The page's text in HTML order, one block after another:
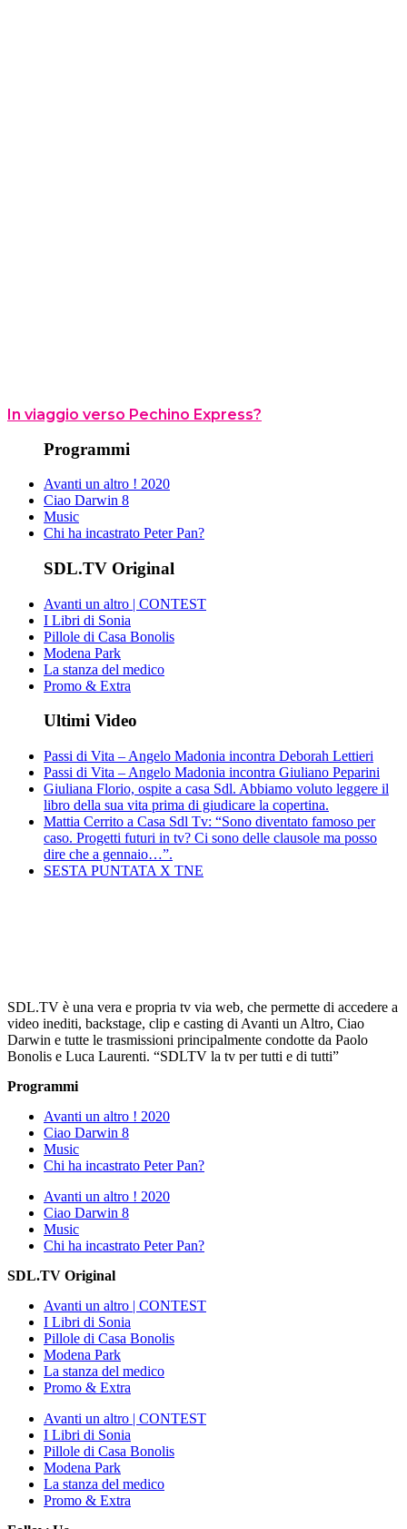
In viaggio verso Pechino Express?
Programmi
Avanti un altro ! 2020
Ciao Darwin 8
Music
Chi ha incastrato Peter Pan?
SDL.TV Original
Avanti un altro | CONTEST
I Libri di Sonia
Pillole di Casa Bonolis
Modena Park
La stanza del medico
Promo & Extra
Ultimi Video
Passi di Vita – Angelo Madonia incontra Deborah Lettieri
Passi di Vita – Angelo Madonia incontra Giuliano Peparini
Giuliana Florio, ospite a casa Sdl. Abbiamo voluto leggere il
libro della sua vita prima di giudicare la copertina.
Mattia Cerrito a Casa Sdl Tv: “Sono diventato famoso per
caso. Progetti futuri in tv? Ci sono delle clausole ma posso
dire che a gennaio…”.
SESTA PUNTATA X TNE
SDL.TV è una vera e propria tv via web, che permette di accedere a
video inediti, backstage, clip e casting di Avanti un Altro, Ciao
Darwin e tutte le trasmissioni principalmente condotte da Paolo
Bonolis e Luca Laurenti. “SDLTV la tv per tutti e di tutti”
Programmi
Avanti un altro ! 2020
Ciao Darwin 8
Music
Chi ha incastrato Peter Pan?
Avanti un altro ! 2020
Ciao Darwin 8
Music
Chi ha incastrato Peter Pan?
SDL.TV Original
Avanti un altro | CONTEST
I Libri di Sonia
Pillole di Casa Bonolis
Modena Park
La stanza del medico
Promo & Extra
Avanti un altro | CONTEST
I Libri di Sonia
Pillole di Casa Bonolis
Modena Park
La stanza del medico
Promo & Extra